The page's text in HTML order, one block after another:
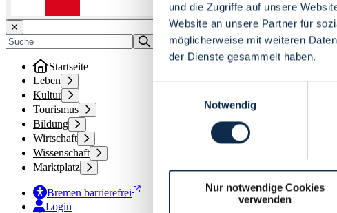
und die Zugriffe auf unsere
Website an unsere Partner für
möglicherweise mit weiteren
der Dienste gesammelt haben.
Notwendig
Nur notwendige Cookies
verwenden
Startseite
Leben
Kultur
Tourismus
Bildung
Wirtschaft
Wissenschaft
Marktplatz
Bremen barrierefrei
Login